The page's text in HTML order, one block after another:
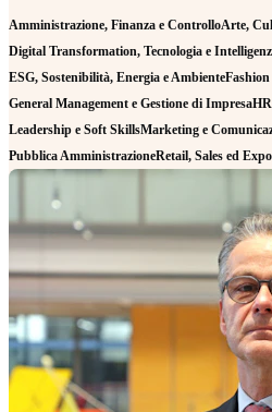
Amministrazione, Finanza e ControlloArte,
Digital Transformation, Tecnologia e
ESG, Sostenibilità, Energia e Ambiente
General Management e Gestione di Impresa
Leadership e Soft SkillsMarketing e
Pubblica AmministrazioneRetail, Sales ed